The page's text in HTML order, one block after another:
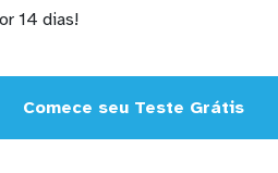
14 dias!
Comece seu Teste Grátis